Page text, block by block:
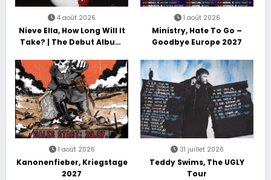
4 août 2026
Nieve Ella, How Long Will It
Take? | The Debut Album
1 août 2026
Ministry, Hate To Go –
Goodbye Europe 2027
1 août 2026
Kanonenfieber, Kriegstage
2027
31 juillet 2026
Teddy Swims, The UGLY
Tour